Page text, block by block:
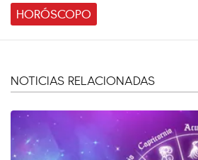
HORÓSCOPO
NOTICIAS RELACIONADAS